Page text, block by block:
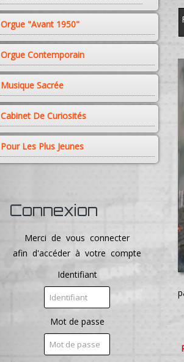
Orgue "avant 1950"
Orgue Contemporain
Musique Sacrée
Cabinet De Curiosités
Pour Les Plus Jeunes
Connexion
Merci de vous connecter
afin d'accéder à votre compte
Identifiant
Mot de passe